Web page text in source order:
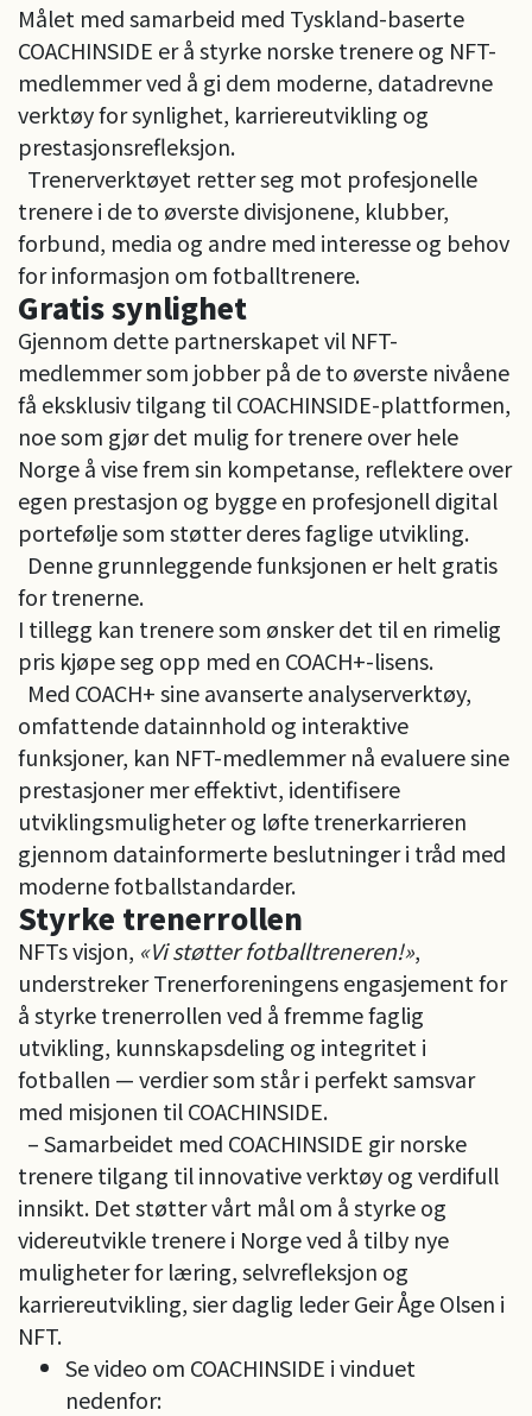
Målet med samarbeid med Tyskland-baserte
COACHINSIDE er å styrke norske trenere og NFT-
medlemmer ved å gi dem moderne, datadrevne
verktøy for synlighet, karriereutvikling og
prestasjonsrefleksjon.
Trenerverktøyet retter seg mot profesjonelle
trenere i de to øverste divisjonene, klubber,
forbund, media og andre med interesse og behov
for informasjon om fotballtrenere.
Gratis synlighet
Gjennom dette partnerskapet vil NFT-
medlemmer som jobber på de to øverste nivåene
få eksklusiv tilgang til COACHINSIDE-plattformen,
noe som gjør det mulig for trenere over hele
Norge å vise frem sin kompetanse, reflektere over
egen prestasjon og bygge en profesjonell digital
portefølje som støtter deres faglige utvikling.
Denne grunnleggende funksjonen er helt gratis
for trenerne.
I tillegg kan trenere som ønsker det til en rimelig
pris kjøpe seg opp med en COACH+-lisens.
Med COACH+ sine avanserte analyserverktøy,
omfattende datainnhold og interaktive
funksjoner, kan NFT-medlemmer nå evaluere sine
prestasjoner mer effektivt, identifisere
utviklingsmuligheter og løfte trenerkarrieren
gjennom datainformerte beslutninger i tråd med
moderne fotballstandarder.
Styrke trenerrollen
NFTs visjon, «Vi støtter fotballtreneren!»,
understreker Trenerforeningens engasjement for
å styrke trenerrollen ved å fremme faglig
utvikling, kunnskapsdeling og integritet i
fotballen — verdier som står i perfekt samsvar
med misjonen til COACHINSIDE.
– Samarbeidet med COACHINSIDE gir norske
trenere tilgang til innovative verktøy og verdifull
innsikt. Det støtter vårt mål om å styrke og
videreutvikle trenere i Norge ved å tilby nye
muligheter for læring, selvrefleksjon og
karriereutvikling, sier daglig leder Geir Åge Olsen i
NFT.
Se video om COACHINSIDE i vinduet
nedenfor: